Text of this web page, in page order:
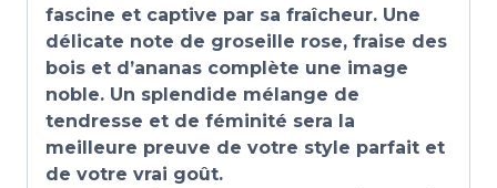
fascine et captive par sa fraîcheur. Une
délicate note de groseille rose, fraise des
bois et d’ananas complète une image
noble. Un splendide mélange de
tendresse et de féminité sera la
meilleure preuve de votre style parfait et
de votre vrai goût.